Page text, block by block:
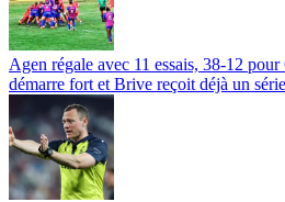
Agen régale avec 11 essais, 38-12
démarre fort et Brive reçoit déjà un